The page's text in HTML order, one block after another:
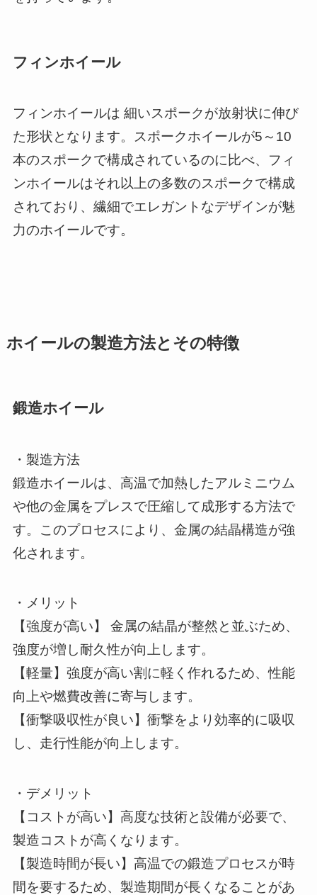
フィンホイール
フィンホイールは 細いスポークが放射状に伸び
た形状となります。スポークホイールが5～10
本のスポークで構成されているのに比べ、フィ
ンホイールはそれ以上の多数のスポークで構成
されており、繊細でエレガントなデザインが魅
力のホイールです。
ホイールの製造方法とその特徴
鍛造ホイール
・製造方法
鍛造ホイールは、高温で加熱したアルミニウム
や他の金属をプレスで圧縮して成形する方法で
す。このプロセスにより、金属の結晶構造が強
化されます。
・メリット
【強度が高い】 金属の結晶が整然と並ぶため、
強度が増し耐久性が向上します。
【軽量】強度が高い割に軽く作れるため、性能
向上や燃費改善に寄与します。
【衝撃吸収性が良い】衝撃をより効率的に吸収
し、走行性能が向上します。
・デメリット
【コストが高い】高度な技術と設備が必要で、
製造コストが高くなります。
【製造時間が長い】高温での鍛造プロセスが時
間を要するため、製造期間が長くなることがあ